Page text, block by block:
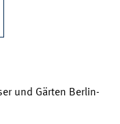
und Gärten Berlin-